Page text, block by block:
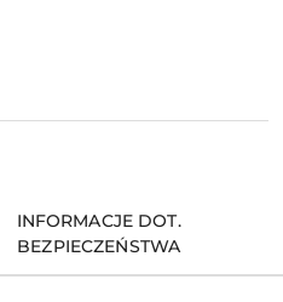
INFORMACJE DOT.
BEZPIECZEŃSTWA